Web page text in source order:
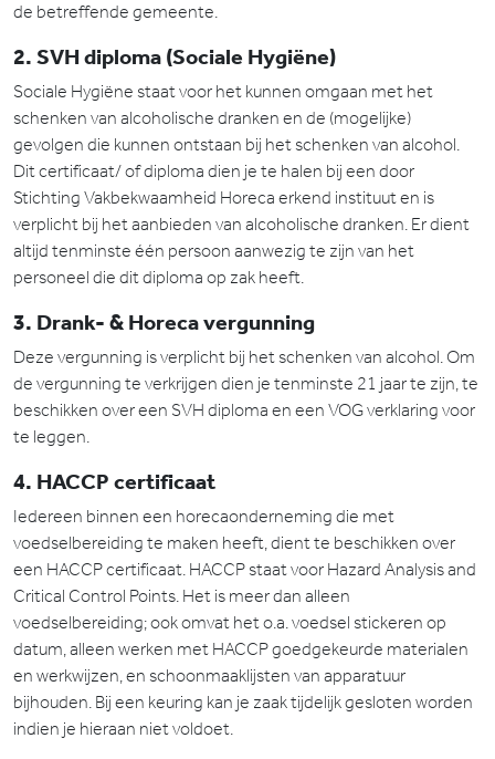
de betreffende gemeente.
2. SVH diploma (Sociale Hygiëne)
Sociale Hygiëne staat voor het kunnen omgaan met het
schenken van alcoholische dranken en de (mogelijke)
gevolgen die kunnen ontstaan bij het schenken van alcohol.
Dit certificaat/ of diploma dien je te halen bij een door
Stichting Vakbekwaamheid Horeca erkend instituut en is
verplicht bij het aanbieden van alcoholische dranken. Er dient
altijd tenminste één persoon aanwezig te zijn van het
personeel die dit diploma op zak heeft.
3. Drank- & Horeca vergunning
Deze vergunning is verplicht bij het schenken van alcohol. Om
de vergunning te verkrijgen dien je tenminste 21 jaar te zijn, te
beschikken over een SVH diploma en een VOG verklaring voor
te leggen.
4. HACCP certificaat
Iedereen binnen een horecaonderneming die met
voedselbereiding te maken heeft, dient te beschikken over
een HACCP certificaat. HACCP staat voor Hazard Analysis and
Critical Control Points. Het is meer dan alleen
voedselbereiding; ook omvat het o.a. voedsel stickeren op
datum, alleen werken met HACCP goedgekeurde materialen
en werkwijzen, en schoonmaaklijsten van apparatuur
bijhouden. Bij een keuring kan je zaak tijdelijk gesloten worden
indien je hieraan niet voldoet.